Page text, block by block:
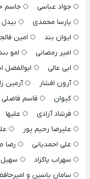
جواد عباسی جاسم
پارسا محمدی
بیدل
ایوان بند
امین
امیر رمضانی
امو
ابی عالی
ابوالفضل
آرون افشار
آرمین
کیوان
قاسم فاضلی
فرشاد آزادی
علیها
علیرضا رحیم پور
علی احمدیانی
رضا
سهراب پاکزاد
سهیل
سامان یاسین و